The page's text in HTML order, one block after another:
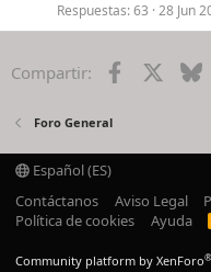
Respuestas 63 28 Jun
Compartir: Facebook
Foro General
Español (ES)
Contáctanos
Aviso Legal
Política de cookies
Ayuda
Community platform by XenForo®